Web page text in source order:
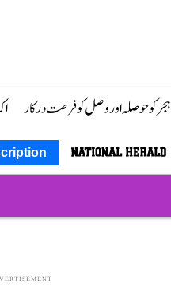
ہجر کو حوصلہ اور وصل کو فرصت درکار